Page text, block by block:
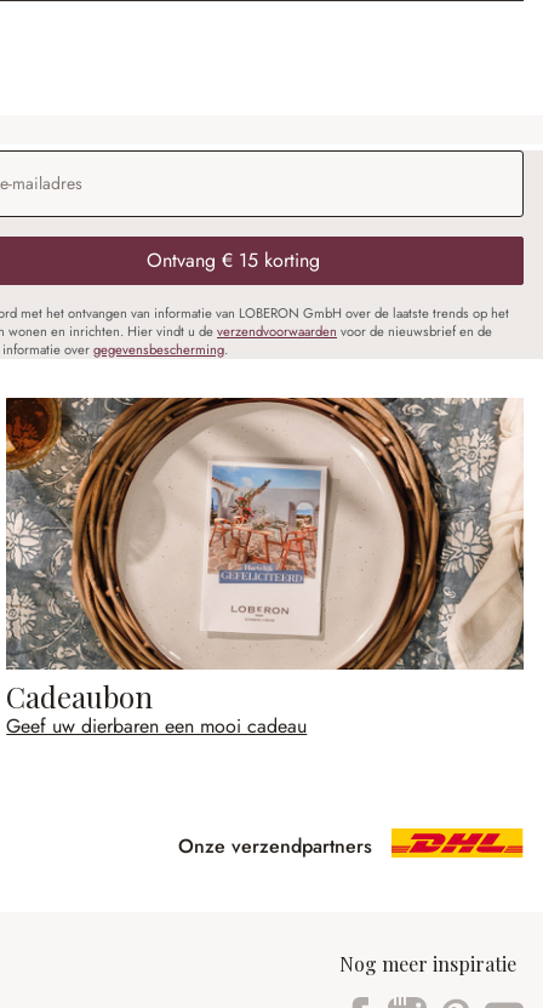
Ontvang € 15 korting
met het ontvangen van informatie van LOBERON GmbH over de laatste trends op het
wonen en inrichten. Hier vindt u deverzendvoorwaarden voor de nieuwsbrief en de
overgegevensbescherming.
Cadeaubon
Geef uw dierbaren een mooi cadeau
Onze verzendpartners
Nog meer inspiratie